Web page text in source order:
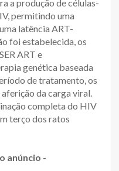
a produção de células-
permitindo uma
latência ART-
foi estabelecida, os
ART e
genética baseada
de tratamento, os
da carga viral.
completa do HIV
terço dos ratos
anúncio -